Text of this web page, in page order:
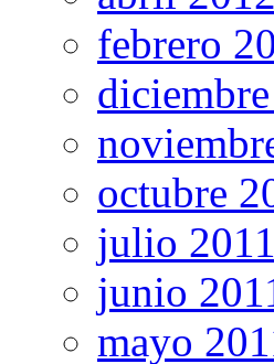
febrero
octubre
julio 2011
junio
mayo